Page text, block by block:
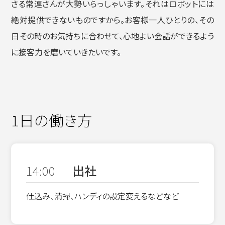
さる常連さんが大勢いらっしゃいます。それはロボットには
絶対提供できないものですから。お客様一人ひとりの、その
日その時のお気持ちに合わせて、心地よい会話ができるよう
に接客力を磨いていきたいです。
1日の働き方
14:00 出社
仕込み、清掃、ハンディの設定変えるなどなど